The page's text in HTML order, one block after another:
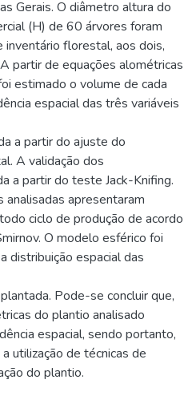
Gerais. O diâmetro altura do
(H) de 60 árvores foram
inventário florestal, aos dois,
partir de equações alométricas
estimado o volume de cada
espacial das três variáveis
a partir do ajuste do
A validação dos
a partir do teste Jack-Knifing.
apresentaram
ciclo de produção de acordo
O modelo esférico foi
distribuição espacial das
Pode-se concluir que,
do plantio analisado
espacial, sendo portanto,
utilização de técnicas de
do plantio.